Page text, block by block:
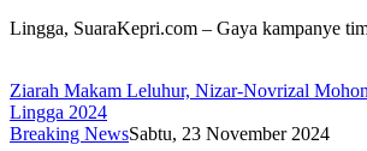
Lingga, SuaraKepri.com – Gaya kampanye
Ziarah Makam Leluhur, Nizar-Novrizal
Lingga 2024
Breaking NewsSabtu, 23 November 2024